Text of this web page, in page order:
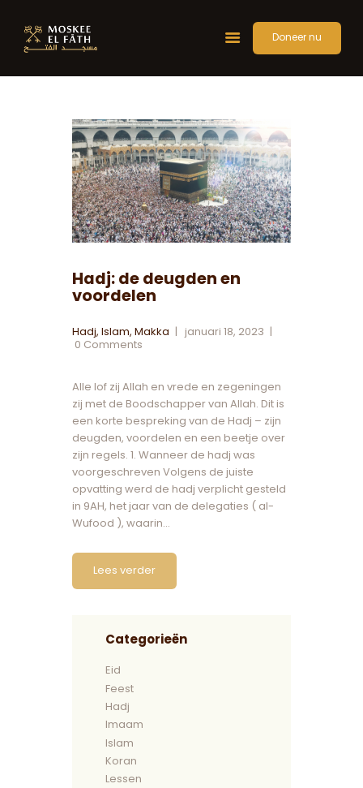
Doneer nu
Over Ons
Activiteiten
Gebedstijden
Artikelen
Hadj: de deugden en
voordelen
Hadj, Islam, Makka
januari 18, 2023
0 Comments
Alle lof zij Allah en vrede en zegeningen
zij met de Boodschapper van Allah. Dit is
een korte bespreking van de Hadj – zijn
deugden, voordelen en een beetje over
zijn regels. 1. Wanneer de hadj was
voorgeschreven Volgens de juiste
opvatting werd de hadj verplicht gesteld
in 9AH, het jaar van de delegaties ( al-
Wufood ), waarin…
Lees verder
Categorieën
Eid
Feest
Hadj
Imaam
Islam
Koran
Lessen